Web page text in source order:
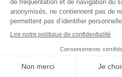
décisionnels qui les
politiques
jeunes la possibilité de
à se sentir plus optimistes,